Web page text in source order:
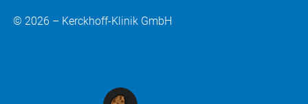
© 2026 – Kerckhoff-Klinik GmbH